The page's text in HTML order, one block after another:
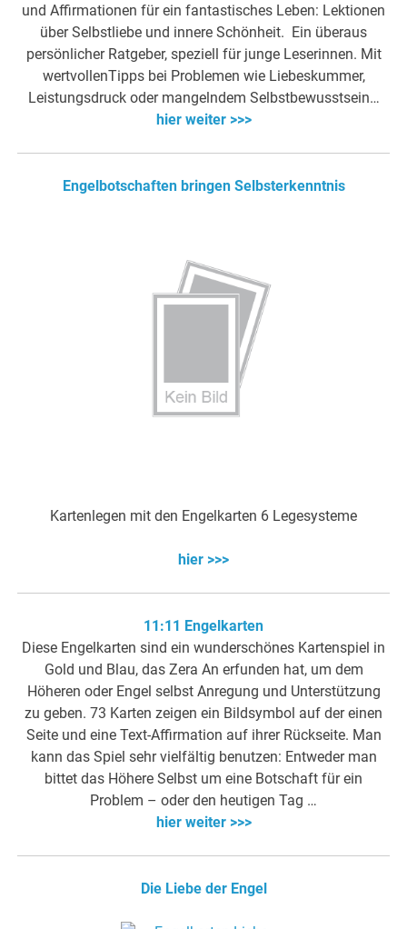
und Affirmationen für ein fantastisches Leben: Lektionen
über Selbstliebe und innere Schönheit. Ein überaus
persönlicher Ratgeber, speziell für junge Leserinnen. Mit
wertvollenTipps bei Problemen wie Liebeskummer,
Leistungsdruck oder mangelndem Selbstbewusstsein…
hier weiter >>>
Engelbotschaften bringen Selbsterkenntnis
Kartenlegen mit den Engelkarten 6 Legesysteme
hier >>>
11:11 Engelkarten
Diese Engelkarten sind ein wunderschönes Kartenspiel in
Gold und Blau, das Zera An erfunden hat, um dem
Höheren oder Engel selbst Anregung und Unterstützung
zu geben. 73 Karten zeigen ein Bildsymbol auf der einen
Seite und eine Text-Affirmation auf ihrer Rückseite. Man
kann das Spiel sehr vielfältig benutzen: Entweder man
bittet das Höhere Selbst um eine Botschaft für ein
Problem – oder den heutigen Tag …
hier weiter >>>
Die Liebe der Engel